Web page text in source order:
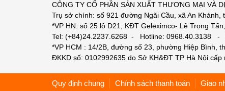
CÔNG TY CỔ PHẦN SẢN XUẤT THƯƠNG MẠI VÀ
Trụ sở chính: số 921 đường Ngãi Cầu, xã An Khánh,
*VP HN: số 25 lô D21, KĐT Geleximco- Lê Trọng
Tel: (+84)24.2237.6268 - Hotline: 0968.40.3138 -
*VP HCM : 14/2B, đường số 23, phường Hiệp Bình,
ĐKKD số: 0102992635 do Sở KH&ĐT TP Hà Nội cấp
Quy định chung Chính sách thanh toán Giao